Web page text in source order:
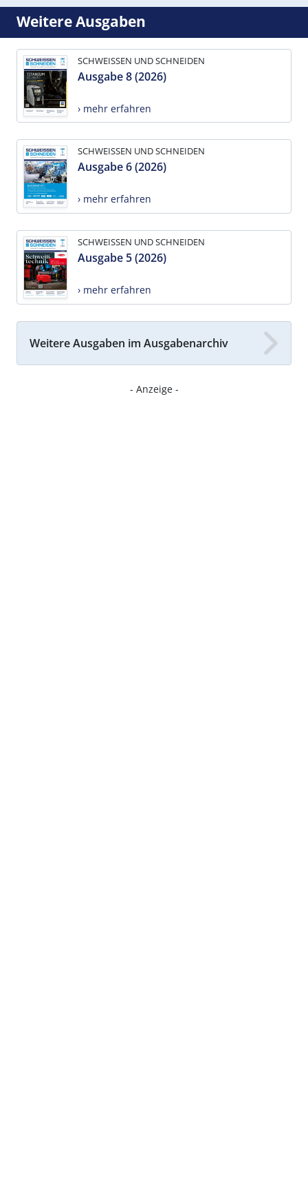
Weitere Ausgaben
SCHWEISSEN UND SCHNEIDEN
Ausgabe 8 (2026)
› mehr erfahren
SCHWEISSEN UND SCHNEIDEN
Ausgabe 6 (2026)
› mehr erfahren
SCHWEISSEN UND SCHNEIDEN
Ausgabe 5 (2026)
› mehr erfahren
Weitere Ausgaben im Ausgabenarchiv
- Anzeige -